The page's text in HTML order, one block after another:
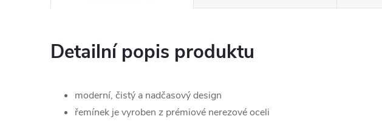
Detailní popis produktu
moderní, čistý a nadčasový design
řemínek je vyroben z prémiové nerezové oceli